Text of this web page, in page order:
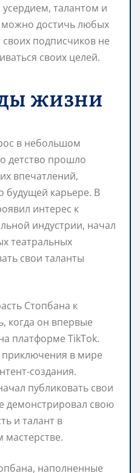
талантом и
достичь любых
подписчиков не
своих целей.
жизни
в небольшом
детство прошло
впечатлений,
будущей карьере. В
интерес к
индустрии, начал
театральных
свои таланты
Стопбана к
когда он впервые
платформе TikTok.
приключения в мире
создания.
публиковать свои
демонстрировал свою
и талант в
мастерстве.
наполненные